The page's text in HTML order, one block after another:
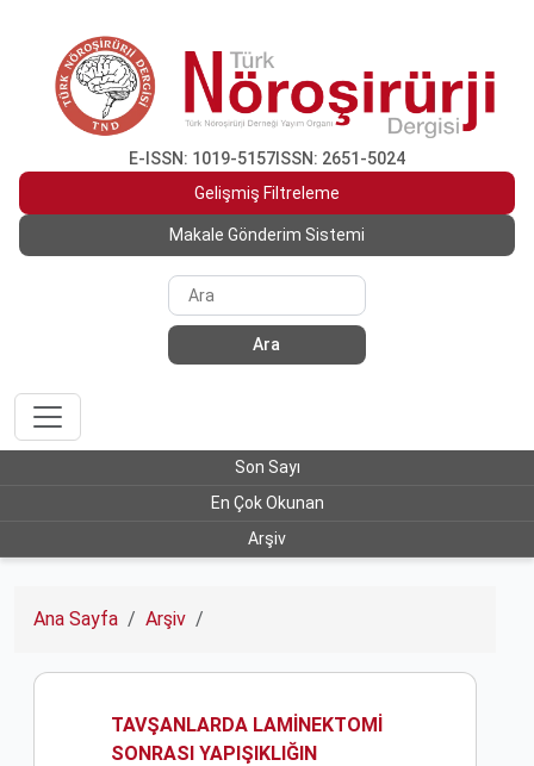
E-ISSN: 1019-5157 ISSN: 2651-5024
Gelişmiş Filtreleme
Makale Gönderim Sistemi
Ara
Son Sayı
En Çok Okunan
Arşiv
Ana Sayfa Arşiv
TAVŞANLARDA LAMİNEKTOMİ
SONRASI YAPIŞIKLIĞIN